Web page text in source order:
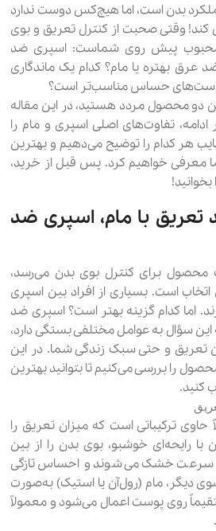
بدن است، اما هیچ‌کس دوست ندارد
کند! وقتی صحبت از کنترل تعریق و بوی
پیش روی شماست: اسپری ضد
عرق بهتره یا مام؟ کدام یک ماندگاری
پوست‌های حساس مناسب‌تر است؟
دو محصول مردد هستید، در این مقاله
تفاوت‌های اصلی اسپری و مام را
هر کدام را توضیح می‌دهیم و بهترین
معرفی خواهیم کرد. پس قبل از خرید،
با مام، اسپری ضد
محصول برای کنترل بوی بدن می‌رسد،
است. بسیاری از افراد بین اسپری
اما کدام گزینه بهتر است؟ اسپری ضد
این سؤال به عوامل مختلفی بستگی دارد،
تعریق و حتی سبک زندگی شما. در این
را بررسی می‌کنیم تا بتوانید بهترین
کنید.
ترکیباتی است که میزان تعریق را
رایحه‌ای خوشبو، بوی بدن را از بین
خشک می‌شوند و احساس تازگی
دیگر، مام (رول‌آن یا استیک) به‌صورت
روی پوست اعمال می‌شود و معمولاً